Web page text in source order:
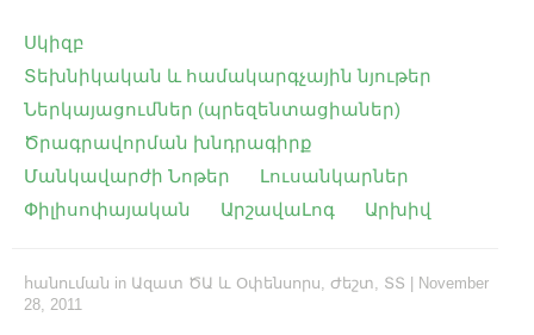
Սկիզբ
Տեխնիկական և համակարգչային նյութեր
Ներկայացումներ (պրեզենտացիաներ)
Ծրագրավորման խնդրագիրք
Մանկավարժի Նոթեր
Լուսանկարներ
Փիլիսոփայական
ԱրշավաԼոգ Արխիվ
հանուման in Ազատ ԾԱ և Օփենսորս, Ժեշտ, ՏՏ
November
28, 2011